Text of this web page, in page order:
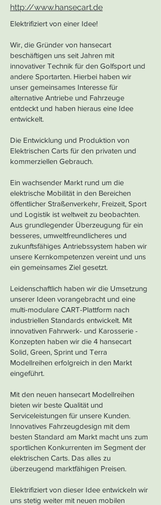
http://www.hansecart.de
Elektrifiziert von einer Idee!
Wir, die Gründer von hansecart
beschäftigen uns seit Jahren mit
innovativer Technik für den Golfsport und
andere Sportarten. Hierbei haben wir
unser gemeinsames Interesse für
alternative Antriebe und Fahrzeuge
entdeckt und haben hieraus eine Idee
entwickelt.
Die Entwicklung und Produktion von
Elektrischen Carts für den privaten und
kommerziellen Gebrauch.
Ein wachsender Markt rund um die
elektrische Mobilität in den Bereichen
öffentlicher Straßenverkehr, Freizeit, Sport
und Logistik ist weltweit zu beobachten.
Aus grundlegender Überzeugung für ein
besseres, umweltfreundlicheres und
zukunftsfähiges Antriebssystem haben wir
unsere Kernkompetenzen vereint und uns
ein gemeinsames Ziel gesetzt.
Leidenschaftlich haben wir die Umsetzung
unserer Ideen vorangebracht und eine
multi-modulare CART-Plattform nach
industriellen Standards entwickelt. Mit
innovativen Fahrwerk- und Karosserie -
Konzepten haben wir die 4 hansecart
Solid, Green, Sprint und Terra
Modellreihen erfolgreich in den Markt
eingeführt.
Mit den neuen hansecart Modellreihen
bieten wir beste Qualität und
Serviceleistungen für unsere Kunden.
Innovatives Fahrzeugdesign mit dem
besten Standard am Markt macht uns zum
sportlichen Konkurrenten im Segment der
elektrischen Carts. Das alles zu
überzeugend marktfähigen Preisen.
Elektrifiziert von dieser Idee entwickeln wir
uns stetig weiter mit neuen mobilen